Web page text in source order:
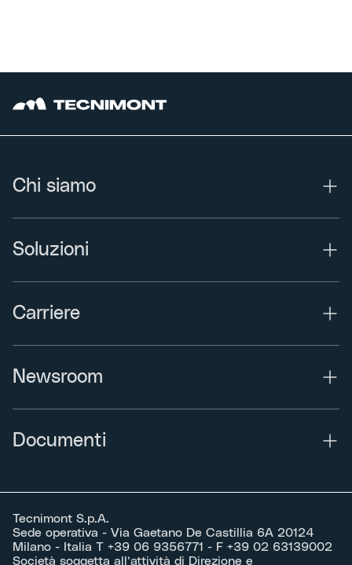
Chi siamo
Soluzioni
Carriere
Newsroom
Documenti
Tecnimont S.p.A.
Sede operativa - Via Gaetano De Castillia 6A 20124
Milano - Italia T +39 06 9356771 - F +39 02 63139002
Società soggetta all’attività di Direzione e